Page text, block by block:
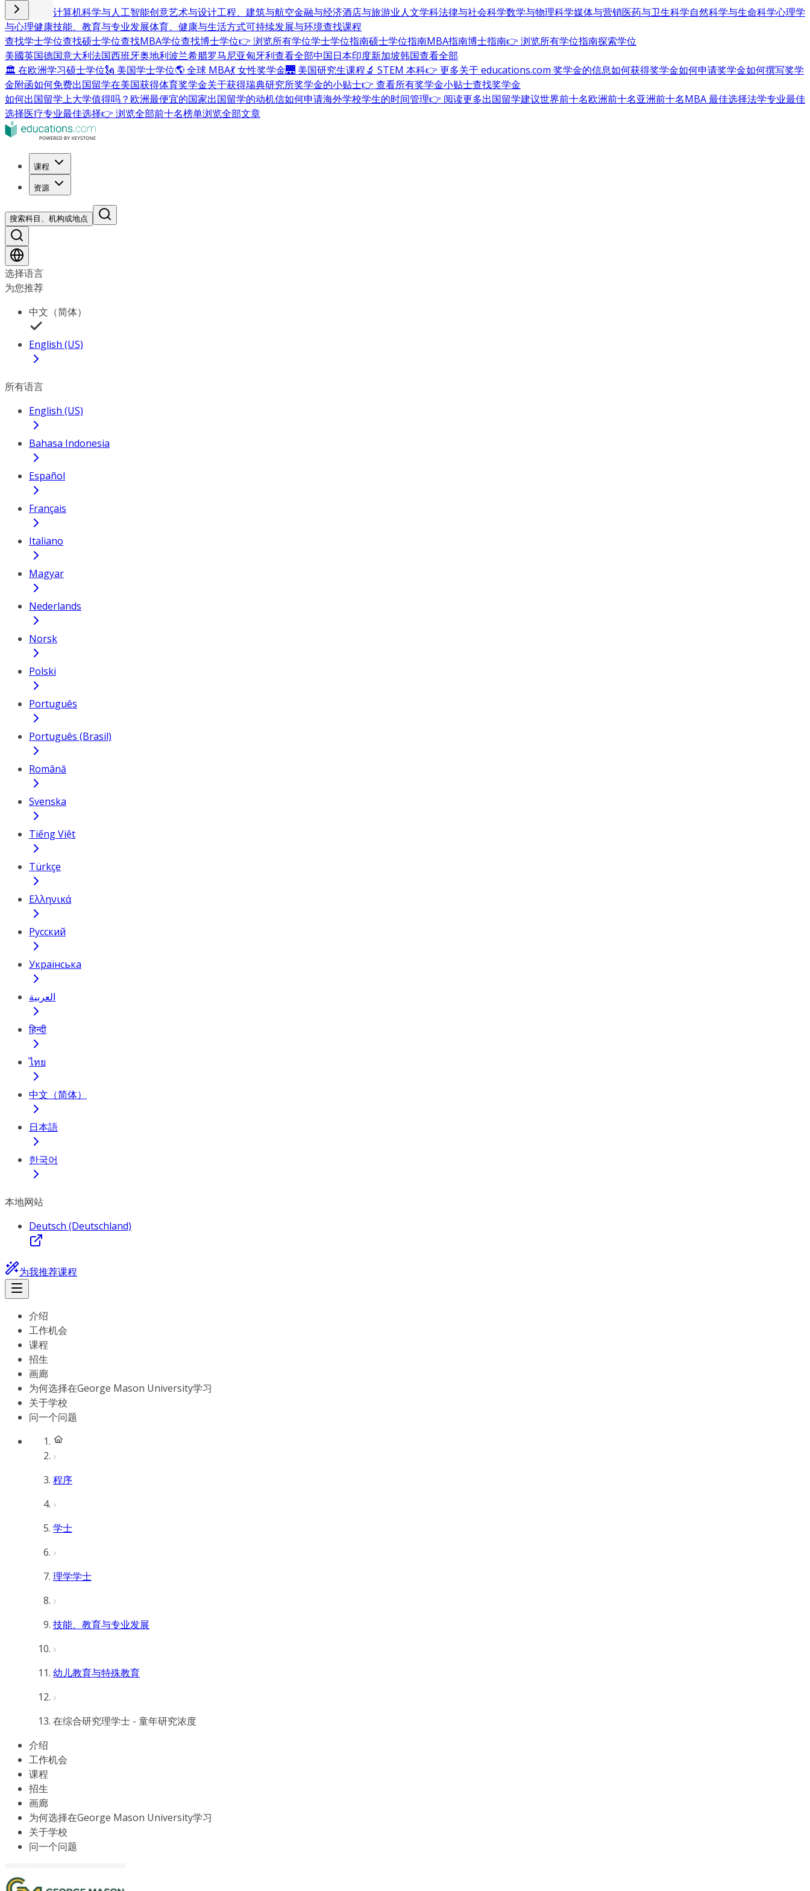
商业与管理 计算机科学与人工智能创意艺术与设计工程、建筑与航空金融与经济酒店与旅游业人文学科法律与社会科学数学与物理科学媒体与营销医药与卫生科学自然科学与生命科学心理学
与心理健康技能、教育与专业发展体育、健康与生活方式可持续发展与环境查找课程
查找学士学位查找硕士学位查找MBA学位查找博士学位👉 浏览所有学位学士学位指南硕士学位指南MBA指南博士指南👉 浏览所有学位指南探索学位
美國英国德国意大利法国西班牙奥地利波兰希腊罗马尼亚匈牙利查看全部中国日本印度新加坡韩国查看全部
🏛 在欧洲学习硕士学位🗽 美国学士学位🌎 全球 MBA💃 女性奖学金🌉 美国研究生课程🔬 STEM 本科👉 更多关于 educations.com 奖学金的信息如何获得奖学金如何申请奖学金如何撰写奖学
金附函如何免费出国留学在美国获得体育奖学金关于获得瑞典研究所奖学金的小贴士👉 查看所有奖学金小贴士查找奖学金
如何出国留学上大学值得吗？ 欧洲最便宜的国家出国留学的动机信如何申请海外学校学生的时间管理👉 阅读更多出国留学建议世界前十名欧洲前十名亚洲前十名MBA 最佳选择法学专业最佳
选择医疗专业最佳选择👉 浏览全部前十名榜单浏览全部文章
课程
资源
搜索科目、机构或地点
选择语言
为您推荐
中文（简体）
English (US)
所有语言
English (US)
Bahasa Indonesia
Español
Français
Italiano
Magyar
Nederlands
Norsk
Polski
Português
Português (Brasil)
Română
Svenska
Tiếng Việt
Türkçe
Ελληνικά
Русский
Українська
العربية
हिन्दी
ไทย
中文（简体）
日本語
한국어
本地网站
Deutsch (Deutschland)
为我推荐课程
介绍
工作机会
课程
招生
画廊
为何选择在George Mason University学习
关于学校
问一个问题
程序
学士
理学学士
技能、教育与专业发展
幼儿教育与特殊教育
在综合研究理学士 - 童年研究浓度
介绍
工作机会
课程
招生
画廊
为何选择在George Mason University学习
关于学校
问一个问题